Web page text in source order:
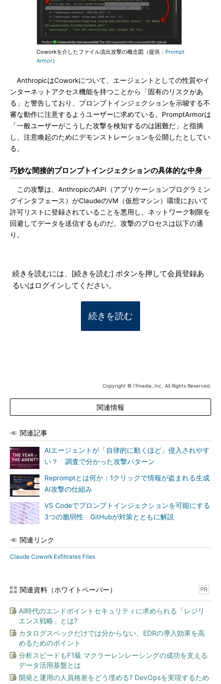
Coworkを介したファイル流出攻撃の概念図（提供： Prompt
Armor）
AnthropicはCoworkについて、エージェントとしての性質やイ
ンターネットアクセス機能を持つことから「固有のリスクがあ
る」と警告しており、プロンプトインジェクションを示唆する不
審な動作に注意するようユーザーに求めている。PromptArmorは
「一般ユーザーがこうした攻撃を検知するのは困難だ」と指摘
し、注意喚起のためにデモンストレーションを公開したとしてい
る。
巧妙な間接的プロンプトインジェクションの具体的な中身
この攻撃は、AnthropicのAPI（アプリケーションプログラミン
グインタフェース）がClaudeのVM（仮想マシン）環境において
許可リストに登録されていることを悪用し、ネットワーク制限を
回避してデータを送信するものだ。攻撃のプロセスは以下の通
り。
続きを読むには、[続きを読む] ボタンを押して会員登録あ
るいはログインしてください。
続きを読む
Copyright © ITmedia, Inc. All Rights Reserved.
関連情報
関連記事
AIエージェントが「自律的に動くほど」侵入されやす
い？ 調査で分かった攻撃パターン
Repromptとは何か：1クリックで情報が盗まれる生成
AI攻撃の仕組み
VS Codeでプロンプトインジェクションを可能にする
3つの脆弱性 GitHubが対策とともに解説
関連リンク
Claude Cowork Exfiltrates Files
関連資料（ホワイトペーパー） PR
AI時代のエンドポイントセキュリティに求められる「レジリ
エンス戦略」とは?
カタログスペックだけでは分からない、EDRの導入効果を高
めるためのポイント
分析スピードもF1級 マクラーレンレーシングの成功を支える
データ活用基盤とは
開発と運用の人員格差をどう埋める? DevOpsを実現するため